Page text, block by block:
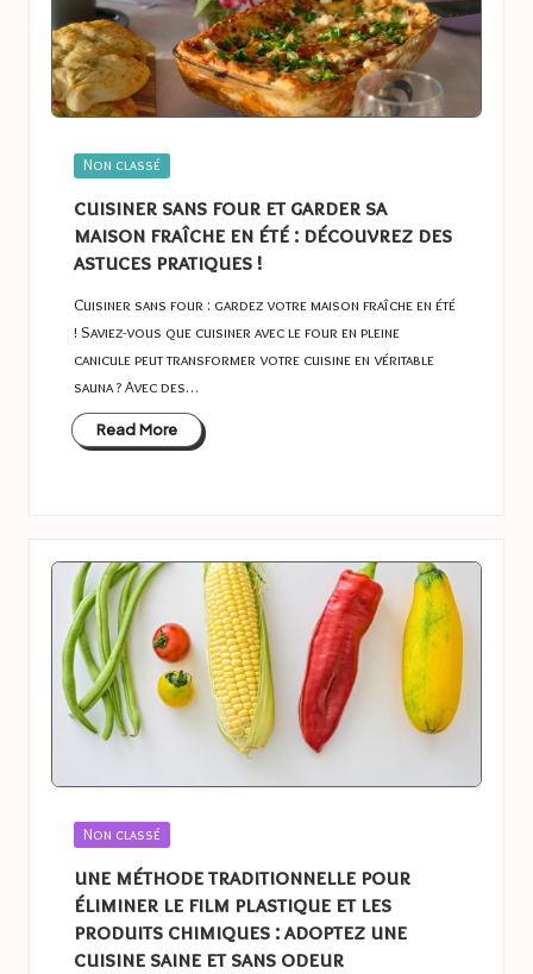
Posted
Non classé
cuisiner sans four et garder sa
maison fraîche en été : découvrez des
astuces pratiques !
Cuisiner sans four : gardez votre maison fraîche en été
! Saviez-vous que cuisiner avec le four en pleine
canicule peut transformer votre cuisine en véritable
sauna ? Avec des…
Read More
Posted
Non classé
une méthode traditionnelle pour
éliminer le film plastique et les
produits chimiques : adoptez une
cuisine saine et sans odeur